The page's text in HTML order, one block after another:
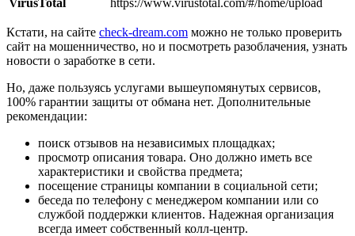
Кстати, на сайте check-dream.com можно не только проверить
сайт на мошенничество, но и посмотреть разоблачения, узнать
новости о заработке в сети.
Но, даже пользуясь услугами вышеупомянутых сервисов,
100% гарантии защиты от обмана нет. Дополнительные
рекомендации:
поиск отзывов на независимых площадках;
просмотр описания товара. Оно должно иметь все
характеристики и свойства предмета;
посещение страницы компании в социальной сети;
беседа по телефону с менеджером компании или со
службой поддержки клиентов. Надежная организация
всегда имеет собственный колл-центр.